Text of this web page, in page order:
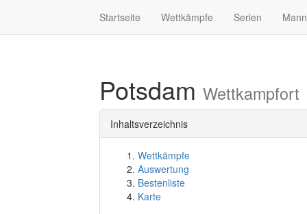
Startseite Wettkämpfe Serien
Potsdam Wettkampfort
Inhaltsverzeichnis
Wettkämpfe
Auswertung
Bestenliste
Karte